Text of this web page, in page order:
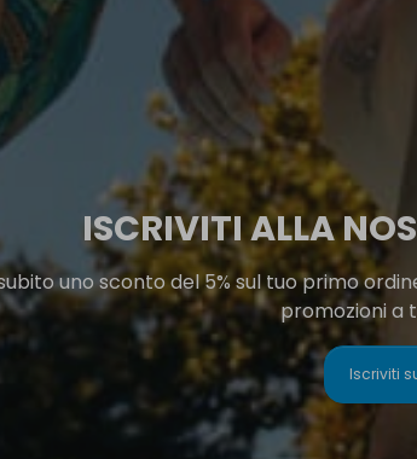
ISCRIVITI ALLA
uno sconto del 5% sul tuo primo
promozioni a
Iscriviti